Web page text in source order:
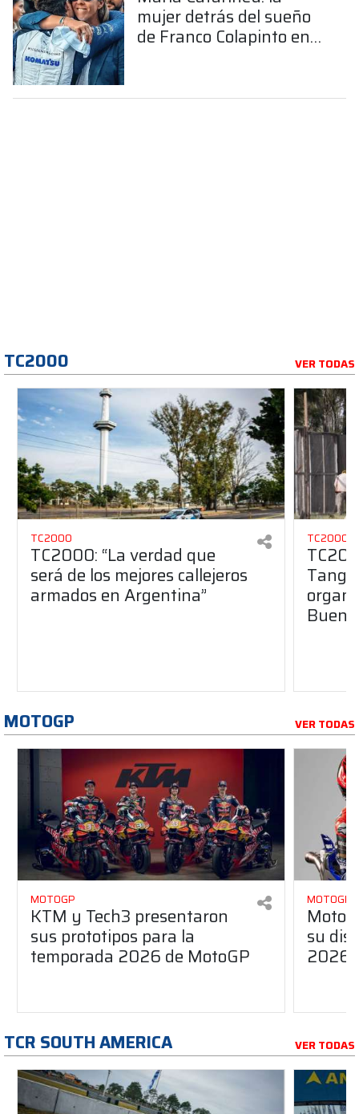
mujer detrás del sueño
de Franco Colapinto en
TC2000 VER TODAS
TC2000
TC2000: “La verdad que
será de los mejores callejeros
armados en Argentina”
TC2000
MOTOGP VER TODAS
MOTOGP
KTM y Tech3 presentaron
sus prototipos para la
temporada 2026 de MotoGP
MOTOGP
su
2026
TCR SOUTH AMERICA VER TODAS